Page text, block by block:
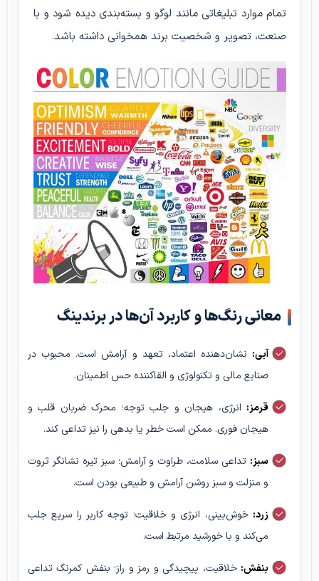
تمام موارد تبلیغاتی مانند لوگو و بسته‌بندی دیده شود و با
صنعت، تصویر و شخصیت برند همخوانی داشته باشد.
معانی رنگ‌ها و کاربرد آن‌ها در برندینگ
آبی: نشان‌دهنده اعتماد، تعهد و آرامش است. محبوب در
صنایع مالی و تکنولوژی و القاکننده حس اطمینان.
قرمز: انرژی، هیجان و جلب توجه؛ محرک ضربان قلب و
هیجان فوری. ممکن است خطر یا بدهی را نیز تداعی کند.
سبز: تداعی سلامت، طراوت و آرامش؛ سبز تیره نشانگر ثروت
و منزلت و سبز روشن آرامش و طبیعی بودن است.
زرد: خوش‌بینی، انرژی و خلاقیت؛ توجه کاربر را سریع جلب
می‌کند و با خورشید مرتبط است.
بنفش: خلاقیت، پیچیدگی و رمز و راز؛ بنفش کمرنگ تداعی